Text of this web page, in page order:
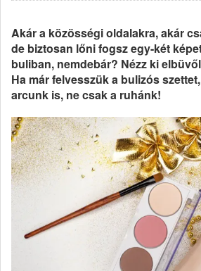
Akár a közösségi oldalakra, akár
de biztosan lőni fogsz egy-két
buliban, nemdebár? Nézz ki
Ha már felvesszük a bulizós
arcunk is, ne csak a ruhánk!